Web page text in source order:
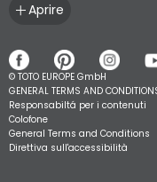
Aprire
© TOTO EUROPE GmbH
GENERAL TERMS AND
Responsabiltá per i contenuti
Colofone
General Terms and Conditions
Direttiva sull'accessibilità